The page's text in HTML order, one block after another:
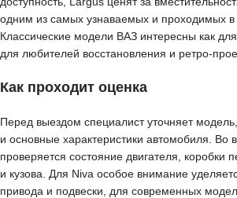
одним из самых узнаваемых и проходимых в
Классические модели ВАЗ интересны как
для любителей восстановления и ретро-
Как проходит оценка
Перед выездом специалист уточняет
и основные характеристики автомобиля. Во
проверяется состояние двигателя, коробки
и кузова. Для Niva особое внимание
привода и подвески, для современных